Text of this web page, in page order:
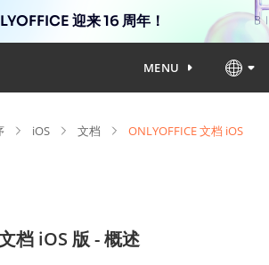
迎来 16 周年！
MENU
iOS 文档
ONLYOFFICE 文档 iOS
档 iOS 版 - 概述